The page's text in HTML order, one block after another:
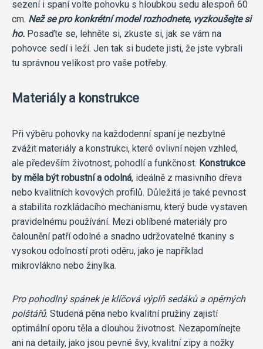
sezení i spaní volte pohovku s hloubkou sedu alespoň 60
cm. Než se pro konkrétní model rozhodnete, vyzkoušejte si
ho. Posaďte se, lehněte si, zkuste si, jak se vám na
pohovce sedí i leží. Jen tak si budete jisti, že jste vybrali
tu správnou velikost pro vaše potřeby.
Materiály a konstrukce
Při výběru pohovky na každodenní spaní je nezbytné
zvážit materiály a konstrukci, které ovlivní nejen vzhled,
ale především životnost, pohodlí a funkčnost. Konstrukce
by měla být robustní a odolná, ideálně z masivního dřeva
nebo kvalitních kovových profilů. Důležitá je také pevnost
a stabilita rozkládacího mechanismu, který bude vystaven
pravidelnému používání. Mezi oblíbené materiály pro
čalounění patří odolné a snadno udržovatelné tkaniny s
vysokou odolností proti oděru, jako je například
mikrovlákno nebo žinylka.
Pro pohodlný spánek je klíčová výplň sedáků a opěrných
polštářů. Studená pěna nebo kvalitní pružiny zajistí
optimální oporu těla a dlouhou životnost. Nezapomínejte
ani na detaily, jako jsou pevné švy, kvalitní zipy a nožky